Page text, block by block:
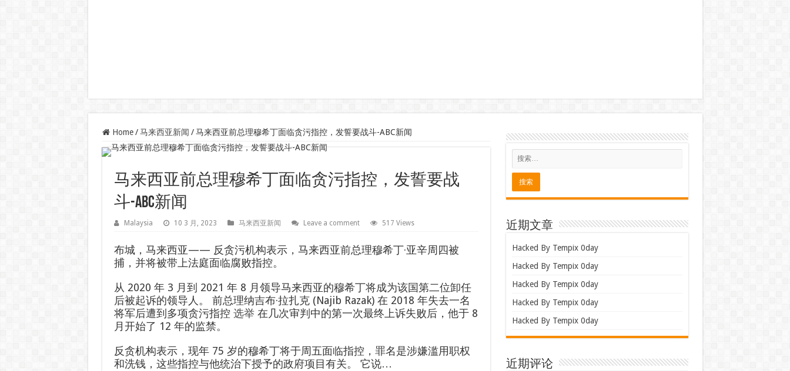
Home / 马来西亚新闻 / 马来西亚前总理穆希丁面临贪污指控，发誓要战斗-ABC新闻
马来西亚前总理穆希丁面临贪污指控，发誓要战
斗-ABC新闻
Malaysia 10 3 月, 2023 马来西亚新闻 Leave a comment 517 Views
布城，马来西亚—— 反贪污机构表示，马来西亚前总理穆希丁·亚辛周四被
捕，并将被带上法庭面临腐败指控。
从 2020 年 3 月到 2021 年 8 月领导马来西亚的穆希丁将成为该国第二位卸任
后被起诉的领导人。 前总理纳吉布·拉扎克 (Najib Razak) 在 2018 年失去一名
将军后遭到多项贪污指控 选举在几次审判中的第一次最终上诉失败后，他于 8
月开始了 12 年的监禁。
反贪机构表示，现年 75 岁的穆希丁将于周五面临指控，罪名是涉嫌滥用职权
和洗钱，这些指控与他统治下授予的政府项目有关。 它说…
近期文章
Hacked By Tempix 0day
Hacked By Tempix 0day
Hacked By Tempix 0day
Hacked By Tempix 0day
Hacked By Tempix 0day
近期评论